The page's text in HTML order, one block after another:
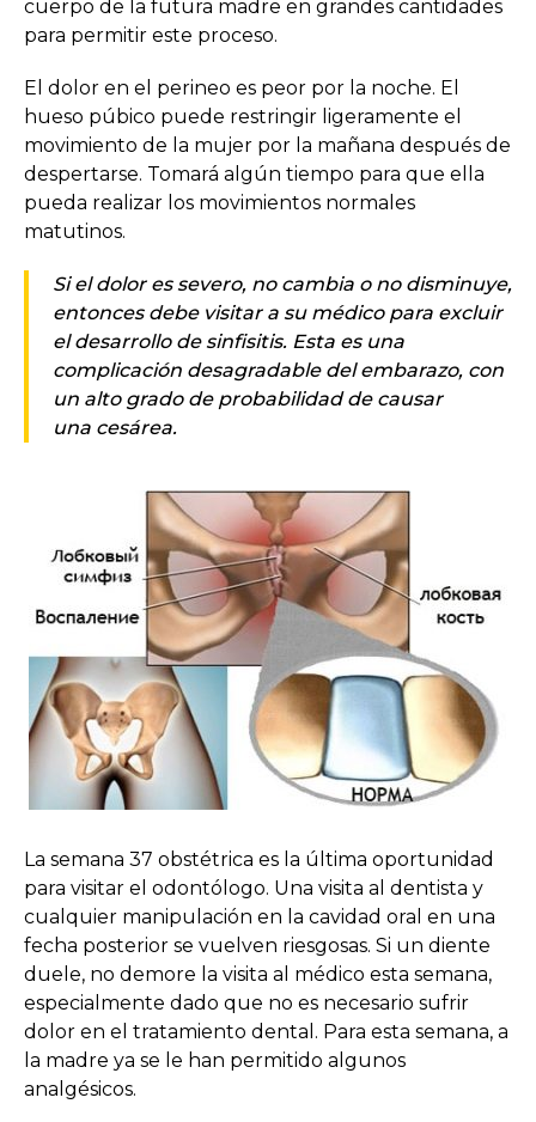
cuerpo de la futura madre en grandes cantidades
para permitir este proceso.
El dolor en el perineo es peor por la noche. El
hueso púbico puede restringir ligeramente el
movimiento de la mujer por la mañana después de
despertarse. Tomará algún tiempo para que ella
pueda realizar los movimientos normales
matutinos.
Si el dolor es severo, no cambia o no disminuye,
entonces debe visitar a su médico para excluir
el desarrollo de sinfisitis. Esta es una
complicación desagradable del embarazo, con
un alto grado de probabilidad de causar
una cesárea.
La semana 37 obstétrica es la última oportunidad
para visitar el odontólogo. Una visita al dentista y
cualquier manipulación en la cavidad oral en una
fecha posterior se vuelven riesgosas. Si un diente
duele, no demore la visita al médico esta semana,
especialmente dado que no es necesario sufrir
dolor en el tratamiento dental. Para esta semana, a
la madre ya se le han permitido algunos
analgésicos.